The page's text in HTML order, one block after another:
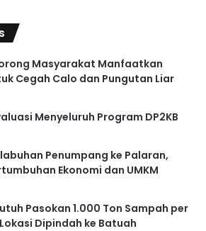
Masyarakat Manfaatkan
Cegah Calo dan Pungutan Liar
Menyeluruh Program DP2KB
Penumpang ke Palaran,
Ekonomi dan UMKM
Pasokan 1.000 Ton Sampah per
Dipindah ke Batuah